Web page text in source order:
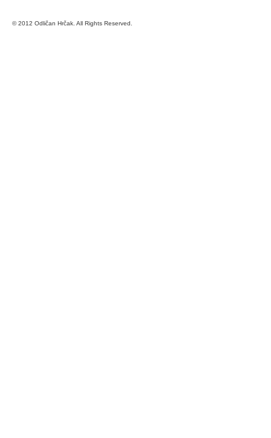
© 2012 Odličan Hrčak. All Rights Reserved.